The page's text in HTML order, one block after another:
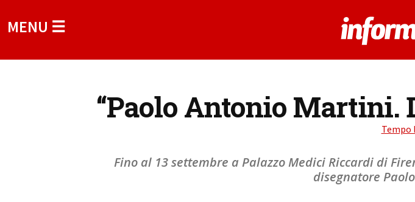
MENU ☰
“Paolo Antonio Martini.
Tempo
Fino al 13 settembre a Palazzo Medici Riccardi di
disegnatore